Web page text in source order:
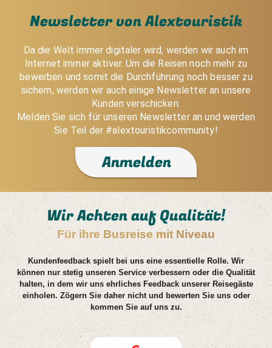
Newsletter von Alextouristik
Da die Welt immer digitaler wird, werden wir auch im
Internet immer aktiver. Um die Reisen noch mehr zu
bewerben und somit die Durchführung noch besser zu
sichern, werden wir auch einige Newsletter an unsere
Kunden verschicken.
Melden Sie sich für unseren Newsletter an und werden
Sie Teil der #alextouristikcommunity!
Anmelden
Wir Achten auf Qualität!
Für ihre Busreise mit Niveau
Kundenfeedback spielt bei uns eine essentielle Rolle. Wir
können nur stetig unseren Service verbessern oder die Qualität
halten, in dem wir uns ehrliches Feedback unserer Reisegäste
einholen. Zögern Sie daher nicht und bewerten Sie uns oder
kommen Sie auf uns zu.